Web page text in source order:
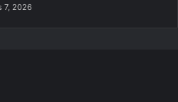
7, 2026